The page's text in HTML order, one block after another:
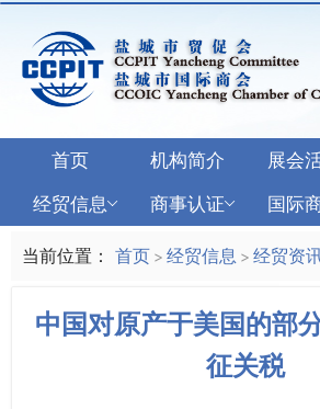
首页 机构简介 展会
经贸信息
商事认证 国际
当前位置： 首页 > 经贸信息 > 经贸资
中国对原产于美国的部
征关税